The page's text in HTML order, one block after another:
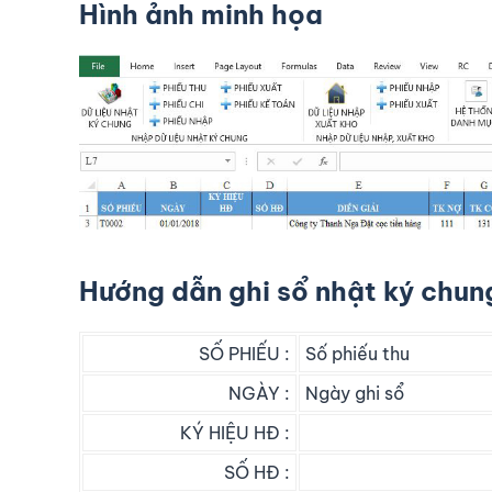
Hình ảnh minh họa
Hướng dẫn ghi sổ nhật ký
SỐ PHIẾU :
Số phiếu thu
NGÀY :
Ngày ghi sổ
KÝ HIỆU HĐ :
SỐ HĐ :